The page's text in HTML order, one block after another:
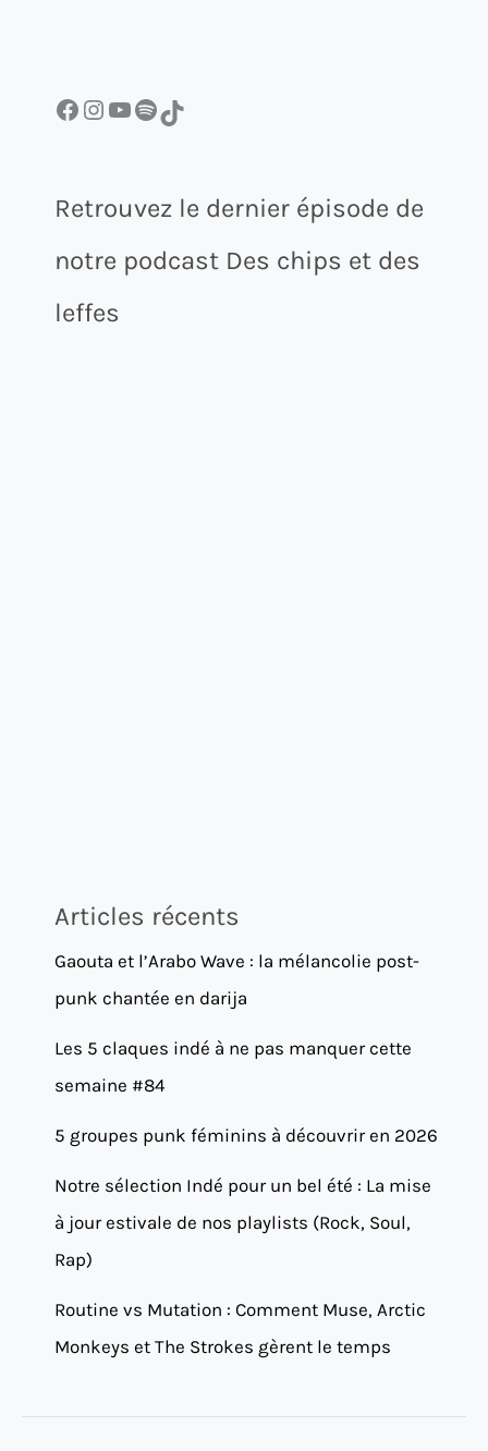
Facebook InstagramYouTube Spotify TikTok
Retrouvez le dernier épisode de
notre podcast Des chips et des
leffes
Articles récents
Gaouta et l’Arabo Wave : la mélancolie post-
punk chantée en darija
Les 5 claques indé à ne pas manquer cette
semaine #84
5 groupes punk féminins à découvrir en 2026
Notre sélection Indé pour un bel été : La mise
à jour estivale de nos playlists (Rock, Soul,
Rap)
Routine vs Mutation : Comment Muse, Arctic
Monkeys et The Strokes gèrent le temps